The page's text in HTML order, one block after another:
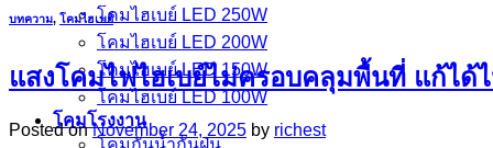
โคมไฮเบย์ LED 250W
โคมไฮเบย์ LED 200W
โคมไฮเบย์ LED 150W
โคมไฮเบย์ LED 100W
โคมโรงงาน
โคมกันน้ำกันฝุ่น
บทความ, โคมไฮเบย์
แสงโคมไฟไฮเบย์ไม่ครอบคลุมพื้นที่ แก้ได้
Posted onNovember 24, 2025 by richest